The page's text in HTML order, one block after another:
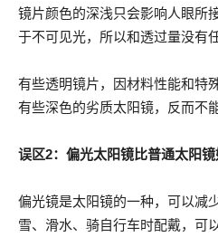
镜片颜色的深浅只会影响人眼所
于不可见光，所以和透过量没有
有些透明镜片，因材料性能和特
有些深色的劣质太阳镜，反而不
误区2： 偏光太阳镜比普通太阳镜
偏光镜是太阳镜的一种，可以减
雪、滑水、骑自行车时配戴，可